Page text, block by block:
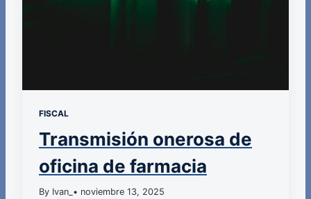
FISCAL
Transmisión onerosa de
oficina de farmacia
By Ivan_ • noviembre 13, 2025